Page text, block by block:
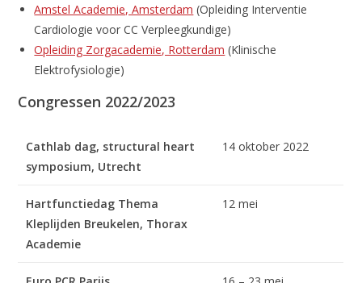
Amstel Academie, Amsterdam (Opleiding Interventie
Cardiologie voor CC Verpleegkundige)
Opleiding Zorgacademie, Rotterdam (Klinische
Elektrofysiologie)
Congressen 2022/2023
Cathlab dag, structural heart
symposium, Utrecht
14 oktober 2022
Hartfunctiedag Thema
Kleplijden Breukelen, Thorax
Academie
12 mei